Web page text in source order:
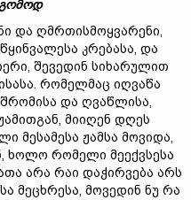
და ღმრთისმოყვარენი,
კრებასა, და
შევედინ სიხარულით
რომელმაც იღვაწა
და ღვაწლისა,
მიიღენ დღეს
მესამესა ჟამსა მოვიდა,
რომელი მეექვსესა
არა რაი დაჭირვება არს
მეცხრესა, მოვედინ ნუ რა